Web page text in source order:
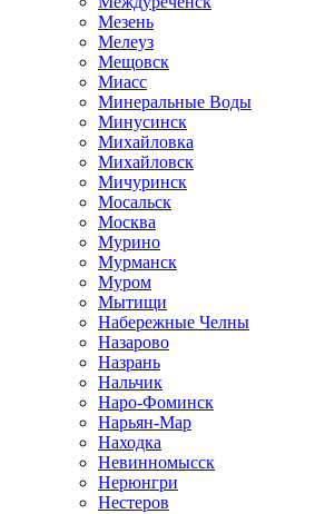
Мезень
Мелеуз
Мещовск
Миасс
Минеральные Воды
Минусинск
Михайловка
Михайловск
Мичуринск
Мосальск
Москва
Мурино
Мурманск
Муром
Мытищи
Набережные Челны
Назарово
Назрань
Нальчик
Наро-Фоминск
Нарьян-Мар
Находка
Невинномысск
Нерюнгри
Нестеров